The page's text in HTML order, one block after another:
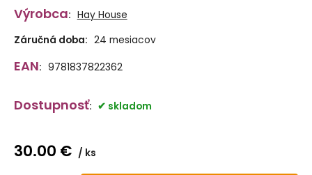
Výrobca: Hay House
Záručná doba: 24 mesiacov
EAN: 9781837822362
Dostupnosť: skladom
30.00 € ks